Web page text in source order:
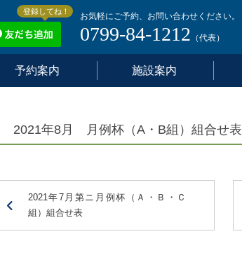
お気軽にご予約、お問い合わせください。
0799-84-1212 （代表）
予約案内 施設案内
登録してね！
2021年8月 月例杯（A・B組）組合せ表
2021年7月第ニ月例杯（Ａ・Ｂ・Ｃ
組）組合せ表